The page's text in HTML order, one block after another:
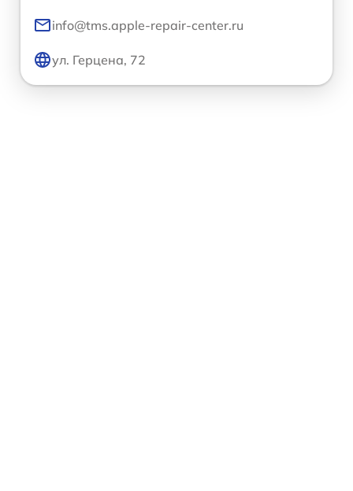
info@tms.apple-repair-center.ru
ул. Герцена, 72